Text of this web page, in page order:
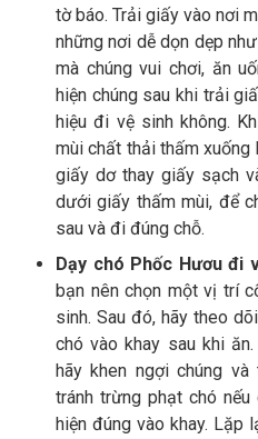
tờ báo. Trải giấy vào nơi
những nơi dễ dọn dẹp
mà chúng vui chơi, ăn
hiện chúng sau khi trải
hiệu đi vệ sinh không.
mùi chất thải thấm
giấy dơ thay giấy sạch
dưới giấy thấm mùi, để
sau và đi đúng chỗ.
Dạy chó Phốc Hươu đi
bạn nên chọn một vị trí
sinh. Sau đó, hãy theo
chó vào khay sau khi
hãy khen ngợi chúng
tránh trừng phạt chó
hiện đúng vào khay. Lặp